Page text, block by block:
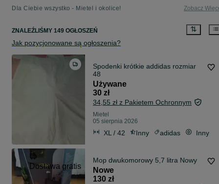
Dla Ciebie wszystko - Mietel i okolice! Zobacz
ZNALEŹLIŚMY 149 OGŁOSZEŃ
Jak pozycjonowane są ogłoszenia?
Spodenki krótkie addidas rozmiar
48
Używane
30 zł
34,55 zł z Pakietem Ochronnym
Mietel
05 sierpnia 2026
XL / 42 Inny adidas Inny
Dostawa gratis
Mop dwukomorowy 5,7 litra Nowy
Nowe
130 zł